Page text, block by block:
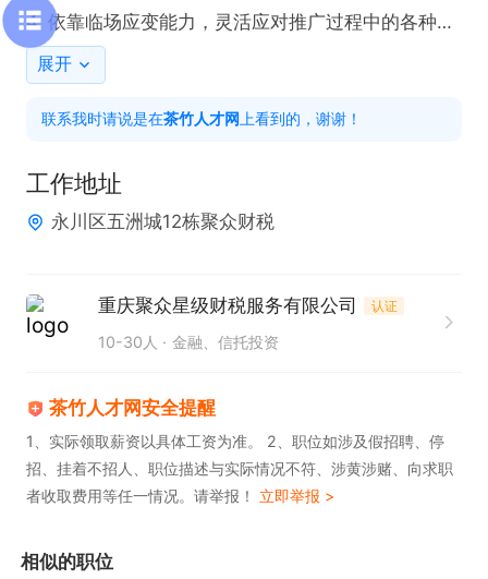
4. 依靠临场应变能力，灵活应对推广过程中的各种突
发状况，确保工作高效推进。
任职要求：
强。
2. 持有C1驾照。
先。
4. 核心竞争力要素：做事认真负责、积极上进有冲
力。
5. 公司提供五险、交通补助、节日福利、年终奖、免
费培训及晋升空间。
展开
联系我时请说是在茶竹人才网 上看到的，谢谢！
工作地址
永川区五洲城12栋聚众财税
重庆聚众星级财税服务有限公司 认证
10-30人 金融、信托投资
茶竹人才网安全提醒
1、实际领取薪资以具体工资为准。 2、职位如涉及假招聘、停
招、挂着不招人、职位描述与实际情况不符、涉黄涉赌、向求职
者收取费用等任一情况。请举报！ 立即举报 >
相似的职位